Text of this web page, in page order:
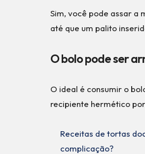
Sim, você pode assar a
até que um palito
O bolo pode ser
O ideal é consumir o
recipiente hermético
Receitas de tortas
complicação?